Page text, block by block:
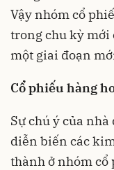
Vậy nhóm cổ
trong chu kỳ mới
một giai đoạn
Cổ phiếu hàng
Sự chú ý của
diễn biến các
thành ở nhóm cổ